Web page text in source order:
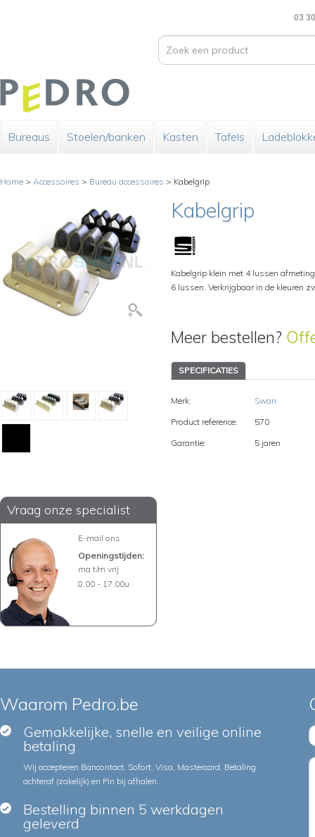
03
Bureaus Stoelen/banken Kasten Tafels
Home > Accessoires > Bureau accessoires > Kabelgrip
Vraag onze specialist
E-mail ons
Openingstijden:
ma t/m vrij
8.00 - 17.00u
Kabelgrip
Kabelgrip klein met 4 lussen
6 lussen. Verkrijgbaar in de kleuren
Meer bestellen?
SPECIFICATIES
Merk:
Swan
Product reference:
570
Garantie:
5 jaren
Waarom Pedro.be
Gemakkelijke, snelle en veilige online
betaling
Wij accepteren Bancontact, Sofort, Visa, Mastercard, Betaling
achteraf (zakelijk) en Pin bij afhalen.
Bestelling binnen 5 werkdagen
geleverd